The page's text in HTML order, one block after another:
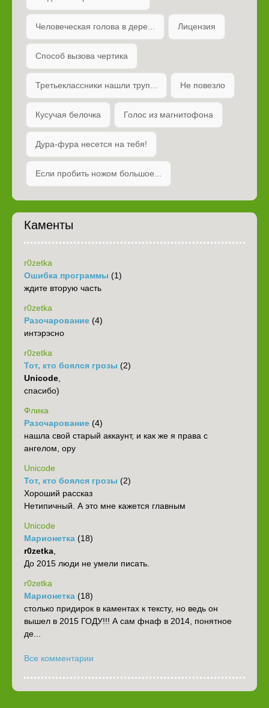
Человеческая голова в дере... Лицензия
Способ вызова чертика
Третьеклассники нашли труп... Не повезло
Кусучая белочка Голос из магнитофона
Дура-фура несется на тебя!
Если пробить ножом большое...
Каменты
r0zetka
Ошибка программы (1)
ждите вторую часть
r0zetka
Разочарование (4)
интэрэсно
r0zetka
Тот, кто боялся грозы (2)
Unicode
спасибо)
Флика
Разочарование (4)
нашла свой старый аккаунт, и как же я права с
ангелом, ору
Unicode
Тот, кто боялся грозы (2)
Хороший рассказ
Нетипичный. А это мне кажется главным
Unicode
Марионетка (18)
r0zetka
До 2015 люди не умели писать.
r0zetka
Марионетка (18)
столько придирок в каментах к тексту, но ведь он
вышел в 2015 ГОДУ!!! А сам фнаф в 2014, понятное
де...
Все комментарии